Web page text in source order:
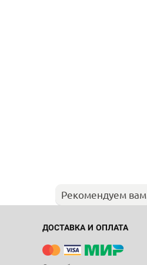
Рекомендуем вам
ДОСТАВКА И ОПЛАТА